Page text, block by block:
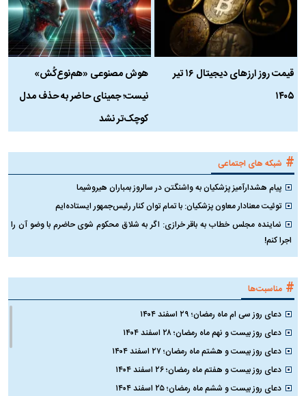
قیمت روز ارز‌های دیجیتال ۱۶ تیر
۱۴۰۵
هوش مصنوعی «هم‌نوع‌کُش»
نیست؛ جمینای حاضر به حذف مدل
کوچک‌تر نشد
# شبکه های اجتماعی
پیام هشدارآمیز پزشکیان به واشنگتن در سالروز بمباران هیروشیما
توئیت معنادار معاون پزشکیان: با تمام توان کنار رئیس‌جمهور ایستاده‌ایم
نماینده مجلس خطاب به باقر خرازی: اگر به شلاق محکوم شوی حاضرم با وضو آن را
اجرا کنم!
# مناسبت‌ها
دعای روز سی ام ماه رمضان؛ ۲۹ اسفند ۱۴۰۴
دعای روز بیست و نهم ماه رمضان؛ ۲۸ اسفند ۱۴۰۴
دعای روز بیست و هشتم ماه رمضان؛ ۲۷ اسفند ۱۴۰۴
دعای روز بیست و هفتم ماه رمضان؛ ۲۶ اسفند ۱۴۰۴
دعای روز بیست و ششم ماه رمضان؛ ۲۵ اسفند ۱۴۰۴